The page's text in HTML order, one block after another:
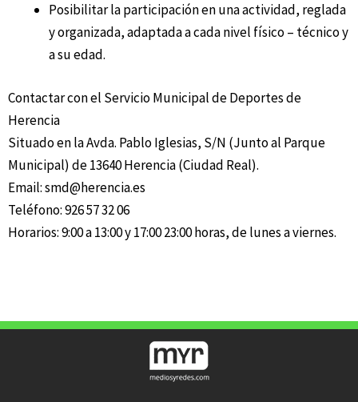
Posibilitar la participación en una actividad, reglada
y organizada, adaptada a cada nivel físico – técnico y
a su edad.
Contactar con el Servicio Municipal de Deportes de
Herencia
Situado en la Avda. Pablo Iglesias, S/N (Junto al Parque
Municipal) de 13640 Herencia (Ciudad Real).
Email:smd@herencia.es
Teléfono: 926 57 32 06
Horarios: 9:00 a 13:00 y 17:00 23:00 horas, de lunes a viernes.